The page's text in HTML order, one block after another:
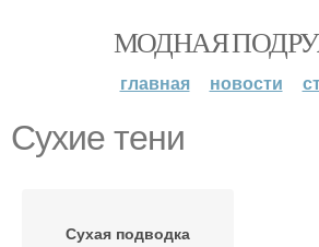
МОДНАЯ
главная новости
Сухие тени
Сухая подводка